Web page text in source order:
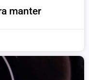
manter